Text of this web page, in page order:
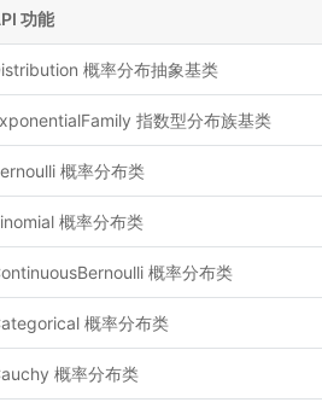
功能
概率分布抽象基类
指数型分布族基类
概率分布类
概率分布类
概率分布类
概率分布类
概率分布类